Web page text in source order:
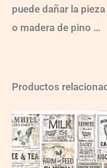
puede dañar la
o madera de pino …
Productos
Ch-
wXXL141
quantity